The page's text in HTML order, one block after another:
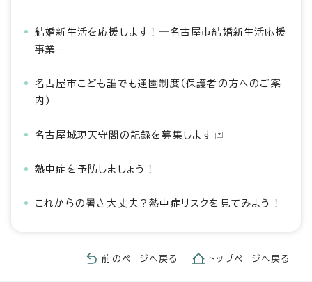
結婚新生活を応援します！―名古屋市結婚新生活応援
事業―
名古屋市こども誰でも通園制度（保護者の方へのご案
内）
名古屋城現天守閣の記録を募集します
熱中症を予防しましょう！
これからの暑さ大丈夫？熱中症リスクを見てみよう！
前のページへ戻る トップページへ戻る